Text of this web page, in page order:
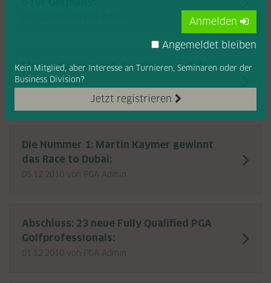
Martin Kaymer mit der Chance auf den
Golf-Thron:
von PGA Admin
Die Nummer 1: Martin Kaymer gewinnt
das Race to Dubai:
05.12.2010 von PGA Admin
Abschluss: 23 neue Fully Qualified PGA
Golfprofessionals:
01.12.2010 von PGA Admin
Jetzt registrieren
Kein Mitglied, aber Interesse an Turnieren, Seminaren oder der
Business Division?
Anmelden
Angemeldet bleiben